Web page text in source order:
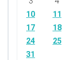
10
11
17
18
24
25
31